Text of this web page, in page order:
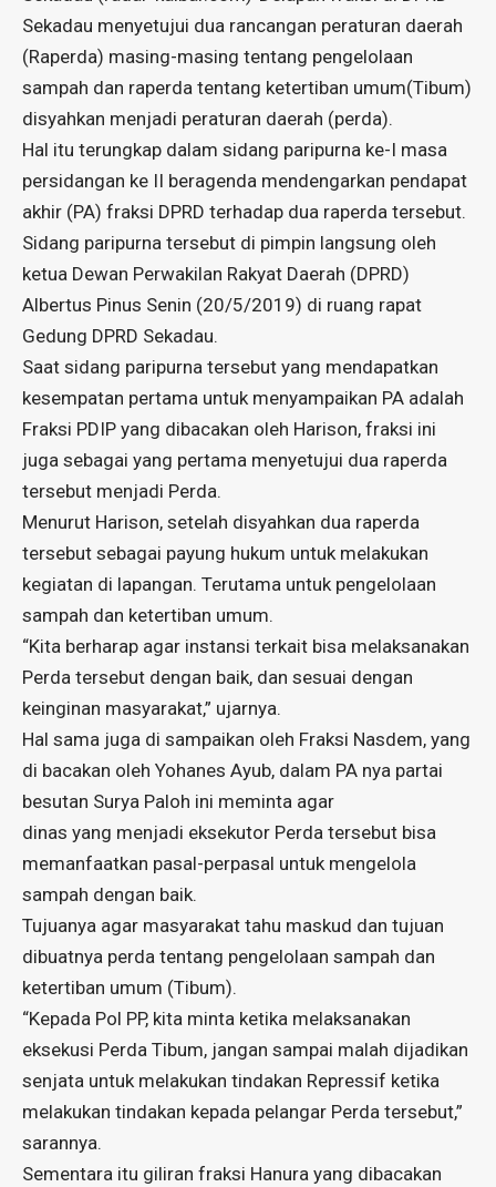
Sekadau menyetujui dua rancangan peraturan daerah
(Raperda) masing-masing tentang pengelolaan
sampah dan raperda tentang ketertiban umum(Tibum)
disyahkan menjadi peraturan daerah (perda).
Hal itu terungkap dalam sidang paripurna ke-I masa
persidangan ke II beragenda mendengarkan pendapat
akhir (PA) fraksi DPRD terhadap dua raperda tersebut.
Sidang paripurna tersebut di pimpin langsung oleh
ketua Dewan Perwakilan Rakyat Daerah (DPRD)
Albertus Pinus Senin (20/5/2019) di ruang rapat
Gedung DPRD Sekadau.
Saat sidang paripurna tersebut yang mendapatkan
kesempatan pertama untuk menyampaikan PA adalah
Fraksi PDIP yang dibacakan oleh Harison, fraksi ini
juga sebagai yang pertama menyetujui dua raperda
tersebut menjadi Perda.
Menurut Harison, setelah disyahkan dua raperda
tersebut sebagai payung hukum untuk melakukan
kegiatan di lapangan. Terutama untuk pengelolaan
sampah dan ketertiban umum.
“Kita berharap agar instansi terkait bisa melaksanakan
Perda tersebut dengan baik, dan sesuai dengan
keinginan masyarakat,” ujarnya.
Hal sama juga di sampaikan oleh Fraksi Nasdem, yang
di bacakan oleh Yohanes Ayub, dalam PA nya partai
besutan Surya Paloh ini meminta agar
dinas yang menjadi eksekutor Perda tersebut bisa
memanfaatkan pasal-perpasal untuk mengelola
sampah dengan baik.
Tujuanya agar masyarakat tahu maskud dan tujuan
dibuatnya perda tentang pengelolaan sampah dan
ketertiban umum (Tibum).
“Kepada Pol PP, kita minta ketika melaksanakan
eksekusi Perda Tibum, jangan sampai malah dijadikan
senjata untuk melakukan tindakan Repressif ketika
melakukan tindakan kepada pelangar Perda tersebut,”
sarannya.
Sementara itu giliran fraksi Hanura yang dibacakan